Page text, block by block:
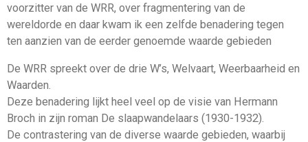
voorzitter van de WRR, over fragmentering van de
wereldorde en daar kwam ik een zelfde benadering tegen
ten aanzien van de eerder genoemde waarde gebieden
De WRR spreekt over de drie W’s, Welvaart, Weerbaarheid en
Waarden.
Deze benadering lijkt heel veel op de visie van Hermann
Broch in zijn roman De slaapwandelaars (1930-1932).
De contrastering van de diverse waarde gebieden, waarbij